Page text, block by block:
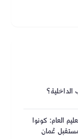
العام: كونوا
عُمان